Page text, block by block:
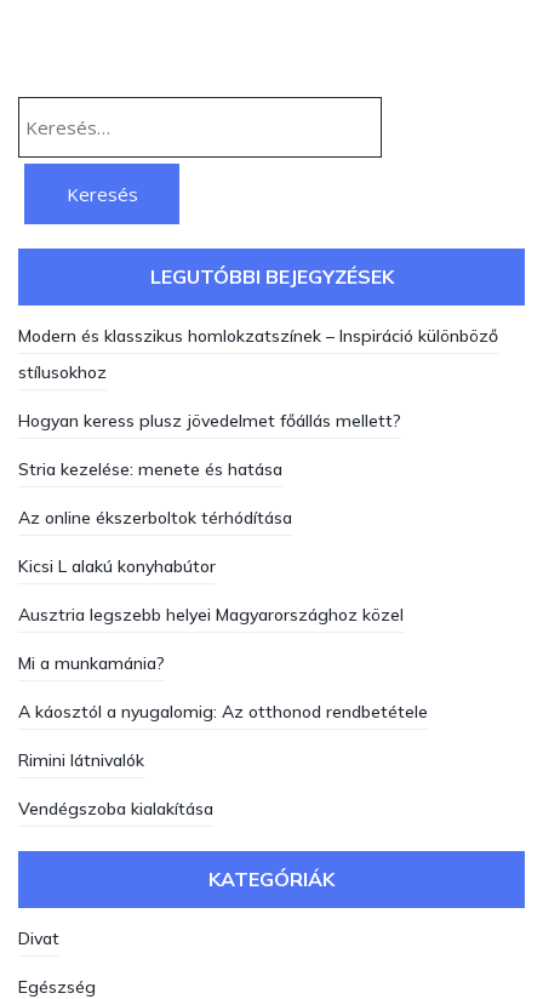
LEGUTÓBBI BEJEGYZÉSEK
Modern és klasszikus homlokzatszínek – Inspiráció különböző
stílusokhoz
Hogyan keress plusz jövedelmet főállás mellett?
Stria kezelése: menete és hatása
Az online ékszerboltok térhódítása
Kicsi L alakú konyhabútor
Ausztria legszebb helyei Magyarországhoz közel
Mi a munkamánia?
A káosztól a nyugalomig: Az otthonod rendbetétele
Rimini látnivalók
Vendégszoba kialakítása
KATEGÓRIÁK
Divat
Egészség